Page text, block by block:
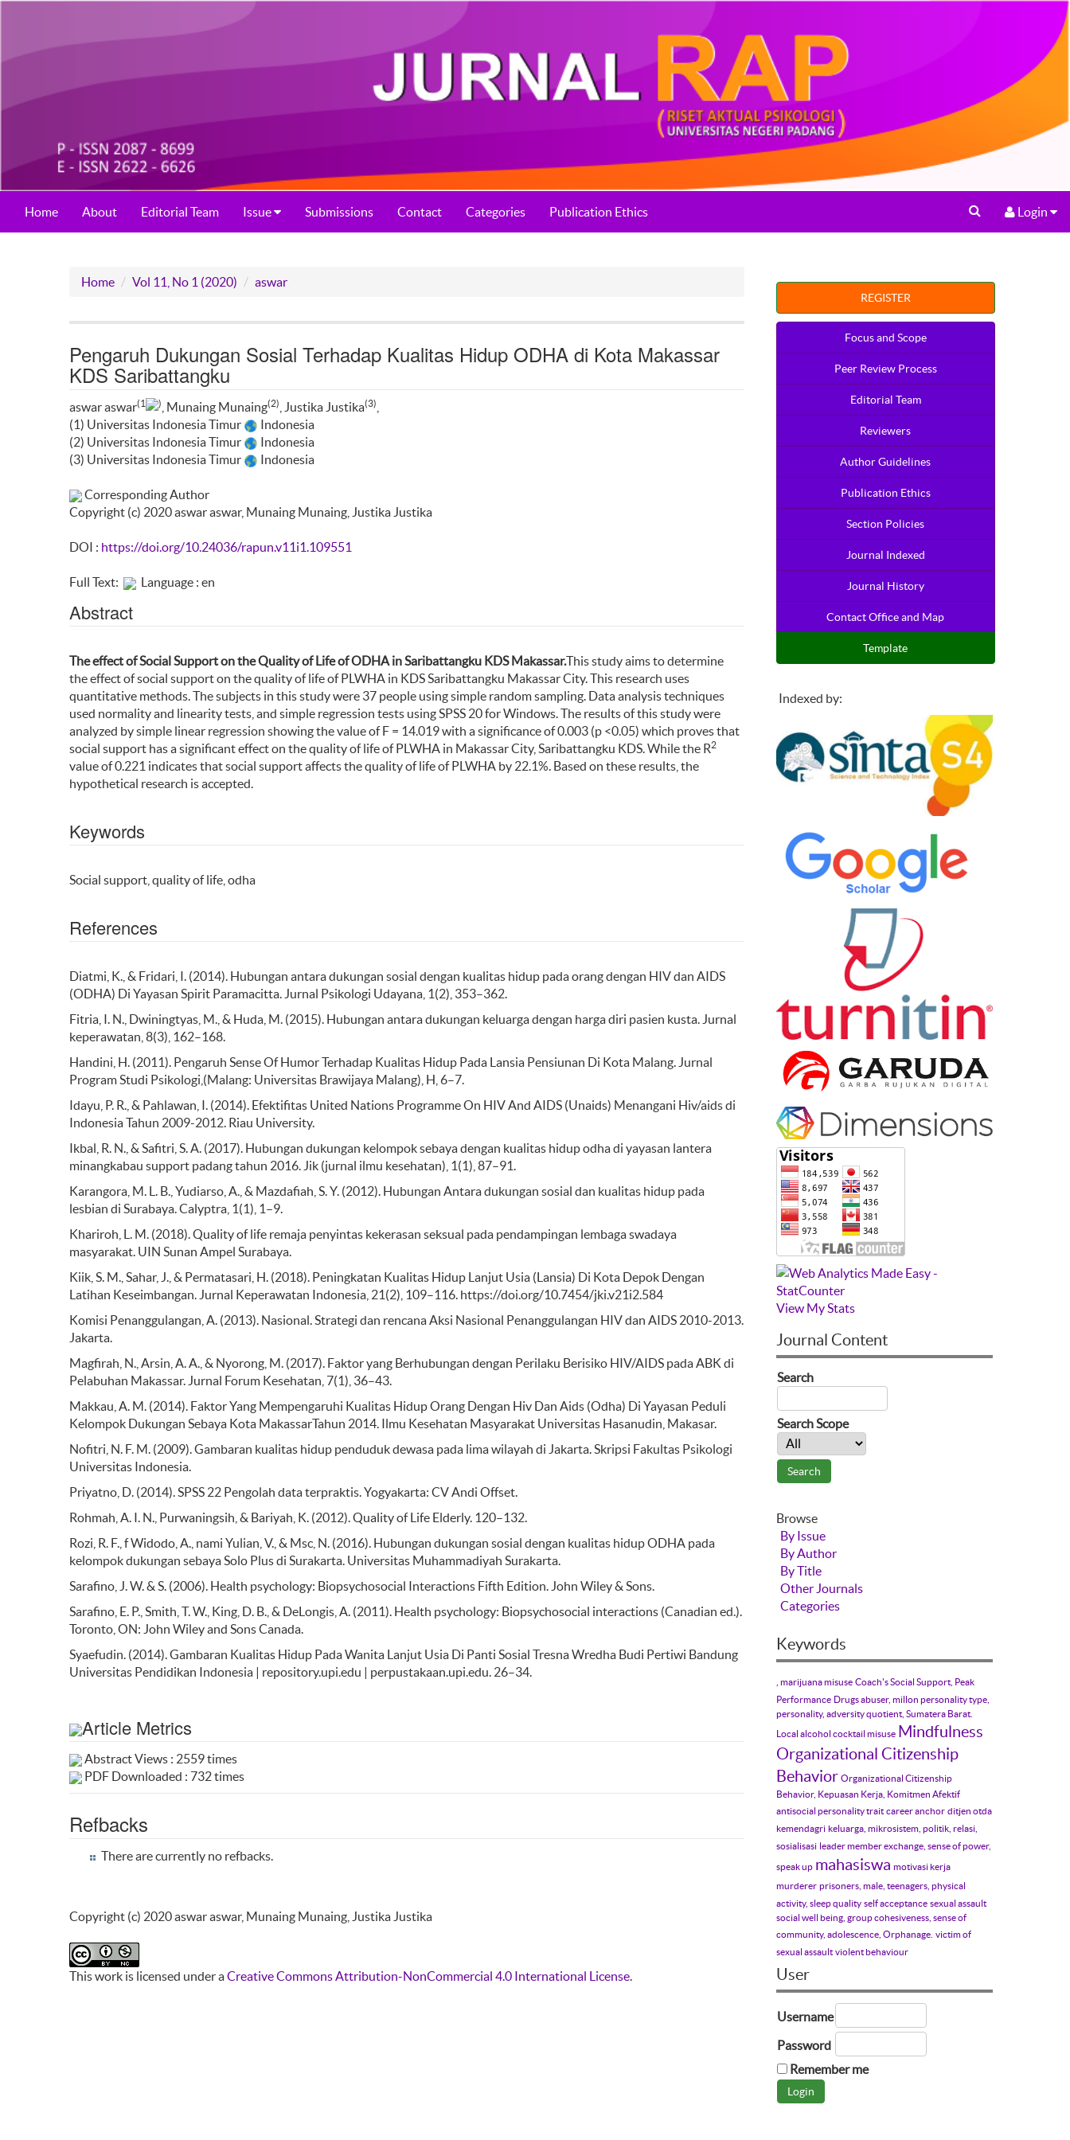
Home About Editorial Team Issue Submissions Contact Categories Publication Ethics Login
Home Vol 11, No 1 (2020) aswar
Pengaruh Dukungan Sosial Terhadap Kualitas Hidup ODHA di Kota Makassar
KDS Saribattangku
aswar aswar(1 ) , Munaing Munaing(2) , Justika Justika(3)
(1) Universitas Indonesia Timur
Indonesia
(2) Universitas Indonesia Timur
Indonesia
(3) Universitas Indonesia Timur
Indonesia
Corresponding Author
Copyright (c) 2020 aswar aswar, Munaing Munaing, Justika Justika
DOI : https://doi.org/10.24036/rapun.v11i1.109551
Full Text: Language : en
Abstract
The effect of Social Support on the Quality of Life of ODHA in Saribattangku KDS Makassar.This study aims to determine
the effect of social support on the quality of life of PLWHA in KDS Saribattangku Makassar City. This research uses
quantitative methods. The subjects in this study were 37 people using simple random sampling. Data analysis techniques
used normality and linearity tests, and simple regression tests using SPSS 20 for Windows. The results of this study were
analyzed by simple linear regression showing the value of F = 14.019 with a significance of 0.003 (p <0.05) which proves that
social support has a significant effect on the quality of life of PLWHA in Makassar City, Saribattangku KDS. While the R2
value of 0.221 indicates that social support affects the quality of life of PLWHA by 22.1%. Based on these results, the
hypothetical research is accepted.
Keywords
Social support, quality of life, odha
References
Diatmi, K., & Fridari, I. (2014). Hubungan antara dukungan sosial dengan kualitas hidup pada orang dengan HIV dan AIDS
(ODHA) Di Yayasan Spirit Paramacitta. Jurnal Psikologi Udayana, 1(2), 353–362.
Fitria, I. N., Dwiningtyas, M., & Huda, M. (2015). Hubungan antara dukungan keluarga dengan harga diri pasien kusta. Jurnal
keperawatan, 8(3), 162–168.
Handini, H. (2011). Pengaruh Sense Of Humor Terhadap Kualitas Hidup Pada Lansia Pensiunan Di Kota Malang. Jurnal
Program Studi Psikologi,(Malang: Universitas Brawijaya Malang), H, 6–7.
Idayu, P. R., & Pahlawan, I. (2014). Efektifitas United Nations Programme On HIV And AIDS (Unaids) Menangani Hiv/aids di
Indonesia Tahun 2009-2012. Riau University.
Ikbal, R. N., & Safitri, S. A. (2017). Hubungan dukungan kelompok sebaya dengan kualitas hidup odha di yayasan lantera
minangkabau support padang tahun 2016. Jik (jurnal ilmu kesehatan), 1(1), 87–91.
Karangora, M. L. B., Yudiarso, A., & Mazdafiah, S. Y. (2012). Hubungan Antara dukungan sosial dan kualitas hidup pada
lesbian di Surabaya. Calyptra, 1(1), 1–9.
Khariroh, L. M. (2018). Quality of life remaja penyintas kekerasan seksual pada pendampingan lembaga swadaya
masyarakat. UIN Sunan Ampel Surabaya.
Kiik, S. M., Sahar, J., & Permatasari, H. (2018). Peningkatan Kualitas Hidup Lanjut Usia (Lansia) Di Kota Depok Dengan
Latihan Keseimbangan. Jurnal Keperawatan Indonesia, 21(2), 109–116. https://doi.org/10.7454/jki.v21i2.584
Komisi Penanggulangan, A. (2013). Nasional. Strategi dan rencana Aksi Nasional Penanggulangan HIV dan AIDS 2010-2013.
Jakarta.
Magfirah, N., Arsin, A. A., & Nyorong, M. (2017). Faktor yang Berhubungan dengan Perilaku Berisiko HIV/AIDS pada ABK di
Pelabuhan Makassar. Jurnal Forum Kesehatan, 7(1), 36–43.
Makkau, A. M. (2014). Faktor Yang Mempengaruhi Kualitas Hidup Orang Dengan Hiv Dan Aids (Odha) Di Yayasan Peduli
Kelompok Dukungan Sebaya Kota MakassarTahun 2014. Ilmu Kesehatan Masyarakat Universitas Hasanudin, Makasar.
Nofitri, N. F. M. (2009). Gambaran kualitas hidup penduduk dewasa pada lima wilayah di Jakarta. Skripsi Fakultas Psikologi
Universitas Indonesia.
Priyatno, D. (2014). SPSS 22 Pengolah data terpraktis. Yogyakarta: CV Andi Offset.
Rohmah, A. I. N., Purwaningsih, & Bariyah, K. (2012). Quality of Life Elderly. 120–132.
Rozi, R. F., f Widodo, A., nami Yulian, V., & Msc, N. (2016). Hubungan dukungan sosial dengan kualitas hidup ODHA pada
kelompok dukungan sebaya Solo Plus di Surakarta. Universitas Muhammadiyah Surakarta.
Sarafino, J. W. & S. (2006). Health psychology: Biopsychosocial Interactions Fifth Edition. John Wiley & Sons.
Sarafino, E. P., Smith, T. W., King, D. B., & DeLongis, A. (2011). Health psychology: Biopsychosocial interactions (Canadian ed.).
Toronto, ON: John Wiley and Sons Canada.
Syaefudin. (2014). Gambaran Kualitas Hidup Pada Wanita Lanjut Usia Di Panti Sosial Tresna Wredha Budi Pertiwi Bandung
Universitas Pendidikan Indonesia | repository.upi.edu | perpustakaan.upi.edu. 26–34.
Article Metrics
Abstract Views : 2559 times
PDF Downloaded : 732 times
Refbacks
There are currently no refbacks.
Copyright (c) 2020 aswar aswar, Munaing Munaing, Justika Justika
This work is licensed under aCreative Commons Attribution-NonCommercial 4.0 International License.
REGISTER
Focus and Scope
Peer Review Process
Editorial Team
Reviewers
Author Guidelines
Publication Ethics
Section Policies
Journal Indexed
Journal History
Contact Office and Map
Template
Indexed by:
View My Stats
Journal Content
Search
Search Scope
Browse
By Issue
By Author
By Title
Other Journals
Categories
Keywords
, marijuana misuse Coach's Social Support, Peak
Performance Drugs abuser, millon personality type,
personality, adversity quotient, Sumatera Barat.
Local alcohol cocktail misuse Mindfulness
Organizational Citizenship
Behavior Organizational Citizenship
Behavior, Kepuasan Kerja, Komitmen Afektif
antisocial personality trait career anchor ditjen otda
kemendagri keluarga, mikrosistem, politik, relasi,
sosialisasi leader member exchange, sense of power,
speak up mahasiswa motivasi kerja
murderer prisoners, male, teenagers, physical
activity, sleep quality self acceptance sexual assault
social well being, group cohesiveness, sense of
community, adolescence, Orphanage. victim of
sexual assault violent behaviour
User
Username
Password
Remember me